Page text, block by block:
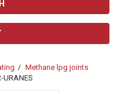
Methane lpg joints
URANES